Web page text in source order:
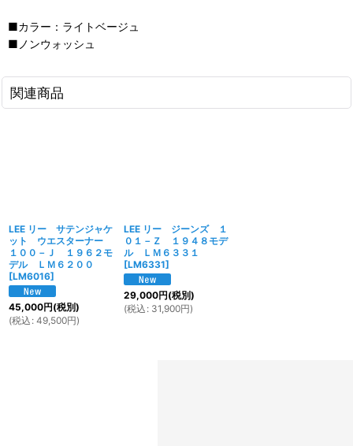
■カラー：ライトベージュ
■ノンウォッシュ
関連商品
LEE リー サテンジャケ
ット ウエスターナー
１００－Ｊ １９６２モ
デル ＬＭ６２００
[LM6016]
45,000円(税別)
(税込 : 49,500円)
LEE リー ジーンズ １
０１－Ｚ １９４８モデ
ル ＬＭ６３３１
[LM6331]
29,000円(税別)
(税込 : 31,900円)